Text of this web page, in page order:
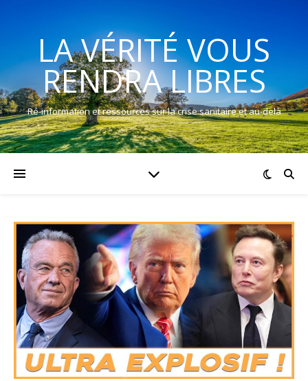
LA VÉRITÉ VOUS
RENDRA LIBRES
Ré-information et ressources sur la crise sanitaire et au-delà